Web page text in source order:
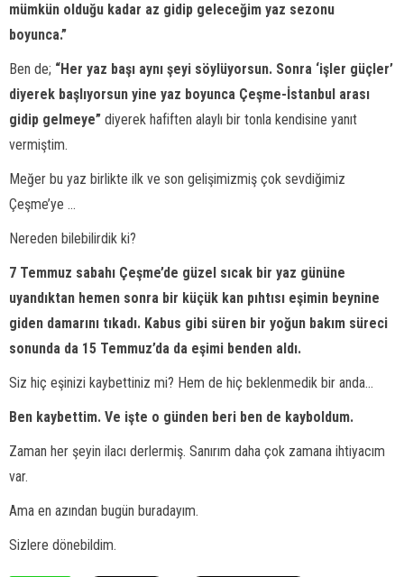
mümkün olduğu kadar az gidip geleceğim yaz sezonu
boyunca.”
Ben de; “Her yaz başı aynı şeyi söylüyorsun. Sonra ‘işler güçler’
diyerek başlıyorsun yine yaz boyunca Çeşme-İstanbul arası
gidip gelmeye” diyerek hafiften alaylı bir tonla kendisine yanıt
vermiştim.
Meğer bu yaz birlikte ilk ve son gelişimizmiş çok sevdiğimiz
Çeşme’ye ...
Nereden bilebilirdik ki?
7 Temmuz sabahı Çeşme’de güzel sıcak bir yaz gününe
uyandıktan hemen sonra bir küçük kan pıhtısı eşimin beynine
giden damarını tıkadı. Kabus gibi süren bir yoğun bakım süreci
sonunda da 15 Temmuz’da da eşimi benden aldı.
Siz hiç eşinizi kaybettiniz mi? Hem de hiç beklenmedik bir anda...
Ben kaybettim. Ve işte o günden beri ben de kayboldum.
Zaman her şeyin ilacı derlermiş. Sanırım daha çok zamana ihtiyacım
var.
Ama en azından bugün buradayım.
Sizlere dönebildim.